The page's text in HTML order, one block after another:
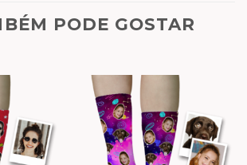
PODE GOSTAR